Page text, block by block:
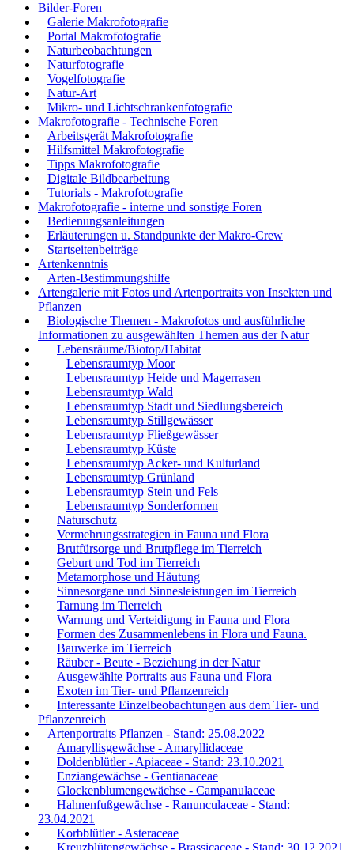
Bilder-Foren
Galerie Makrofotografie
Portal Makrofotografie
Naturbeobachtungen
Naturfotografie
Vogelfotografie
Natur-Art
Mikro- und Lichtschrankenfotografie
Makrofotografie - Technische Foren
Arbeitsgerät Makrofotografie
Hilfsmittel Makrofotografie
Tipps Makrofotografie
Digitale Bildbearbeitung
Tutorials - Makrofotografie
Makrofotografie - interne und sonstige Foren
Bedienungsanleitungen
Erläuterungen u. Standpunkte der Makro-Crew
Startseitenbeiträge
Artenkenntnis
Arten-Bestimmungshilfe
Artengalerie mit Fotos und Artenportraits von Insekten und
Pflanzen
Biologische Themen - Makrofotos und ausführliche
Informationen zu ausgewählten Themen aus der Natur
Lebensräume/Biotop/Habitat
Lebensraumtyp Moor
Lebensraumtyp Heide und Magerrasen
Lebensraumtyp Wald
Lebensraumtyp Stadt und Siedlungsbereich
Lebensraumtyp Stillgewässer
Lebensraumtyp Fließgewässer
Lebensraumtyp Küste
Lebensraumtyp Acker- und Kulturland
Lebensraumtyp Grünland
Lebensraumtyp Stein und Fels
Lebensraumtyp Sonderformen
Naturschutz
Vermehrungsstrategien in Fauna und Flora
Brutfürsorge und Brutpflege im Tierreich
Geburt und Tod im Tierreich
Metamorphose und Häutung
Sinnesorgane und Sinnesleistungen im Tierreich
Tarnung im Tierreich
Warnung und Verteidigung in Fauna und Flora
Formen des Zusammenlebens in Flora und Fauna.
Bauwerke im Tierreich
Räuber - Beute - Beziehung in der Natur
Ausgewählte Portraits aus Fauna und Flora
Exoten im Tier- und Pflanzenreich
Interessante Einzelbeobachtungen aus dem Tier- und
Pflanzenreich
Artenportraits Pflanzen - Stand: 25.08.2022
Amaryllisgewächse - Amaryllidaceae
Doldenblütler - Apiaceae - Stand: 23.10.2021
Enziangewächse - Gentianaceae
Glockenblumengewächse - Campanulaceae
Hahnenfußgewächse - Ranunculaceae - Stand:
23.04.2021
Korbblütler - Asteraceae